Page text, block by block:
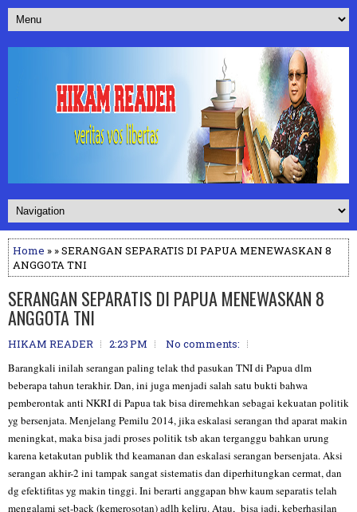
Home » » SERANGAN SEPARATIS DI PAPUA MENEWASKAN 8
ANGGOTA TNI
SERANGAN SEPARATIS DI PAPUA MENEWASKAN 8
ANGGOTA TNI
HIKAM READER 2:23 PM
No comments:
Barangkali inilah serangan paling telak thd pasukan TNI di Papua dlm
beberapa tahun terakhir. Dan, ini juga menjadi salah satu bukti bahwa
pemberontak anti NKRI di Papua tak bisa diremehkan sebagai kekuatan politik
yg bersenjata. Menjelang Pemilu 2014, jika eskalasi serangan thd aparat makin
meningkat, maka bisa jadi proses politik tsb akan terganggu bahkan urung
karena ketakutan publik thd keamanan dan eskalasi serangan bersenjata. Aksi
serangan akhir-2 ini tampak sangat sistematis dan diperhitungkan cermat, dan
dg efektifitas yg makin tinggi. Ini berarti anggapan bhw kaum separatis telah
mengalami set-back (kemerosotan) adlh keliru. Atau, bisa jadi, keberhasilan